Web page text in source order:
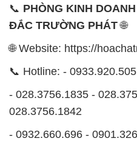
📞 PHÒNG KINH
ĐẮC TRƯỜNG PHÁT🌐
🌐 Website: https://
📞 Hotline: -
- 028.3756.1835 -
028.3756.1842
- 0932.660.696 -